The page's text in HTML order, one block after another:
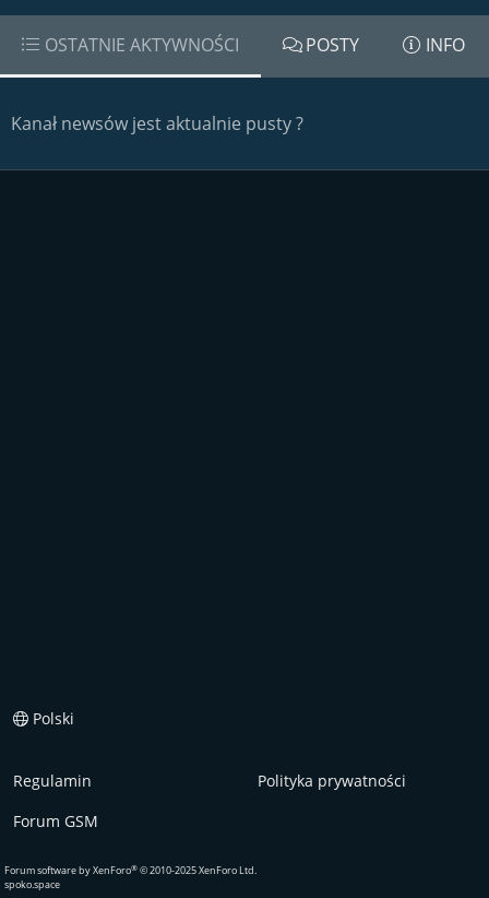
OSTATNIE AKTYWNOŚCI POSTY INFO
Kanał newsów jest aktualnie pusty ?
Polski
Regulamin
Polityka prywatności
Forum GSM
Forum software by XenForo® © 2010-2025 XenForo Ltd.
spoko.space